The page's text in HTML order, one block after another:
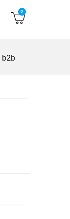
0
b2b